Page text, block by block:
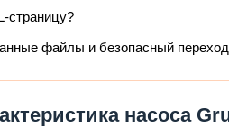
страницу?
файлы и безопасный
насоса